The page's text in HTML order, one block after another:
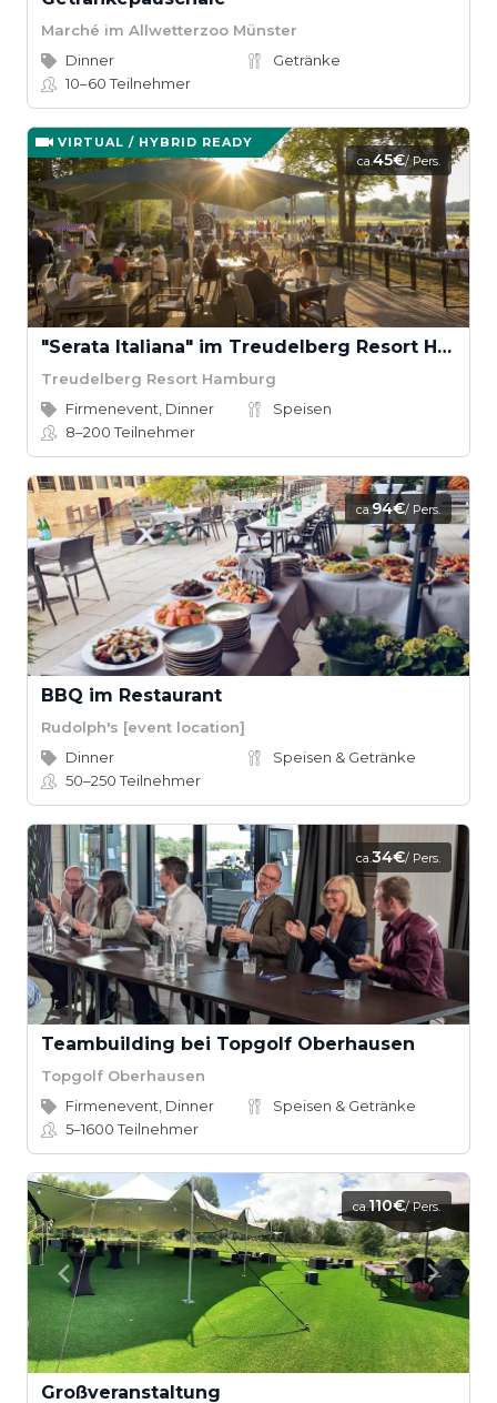
Marché im Allwetterzoo Münster
Dinner
Getränke
10–60Teilnehmer
VIRTUAL / HYBRID READY
ca.45€/ Pers.
"Serata Italiana" im Treudelberg Resort Hamburg
Treudelberg Resort Hamburg
Firmenevent, Dinner
Speisen
8–200Teilnehmer
ca.94€/ Pers.
BBQ im Restaurant
Rudolph's [event location]
Dinner
Speisen & Getränke
50–250Teilnehmer
ca.34€/ Pers.
Teambuilding bei Topgolf Oberhausen
Topgolf Oberhausen
Firmenevent, Dinner
Speisen & Getränke
5–1600Teilnehmer
ca.110€/ Pers.
Großveranstaltung